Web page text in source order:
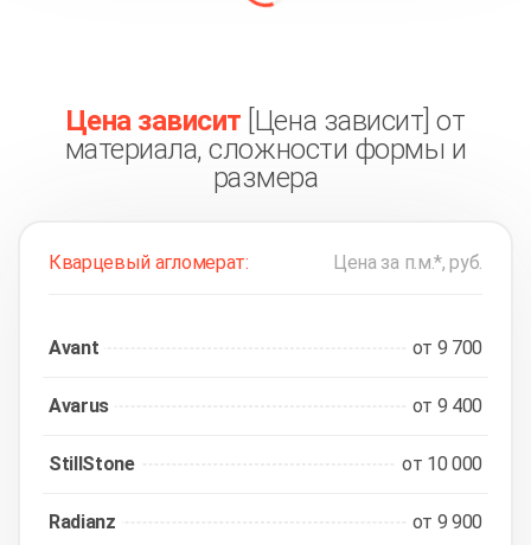
Прутки на акриловый камень
Цена зависит [Цена зависит] от
материала, сложности формы и
размера
Кварцевый агломерат: Цена за п.м.*, руб.
Avant от 9 700
Avarus от 9 400
StillStone от 10 000
Radianz от 9 900